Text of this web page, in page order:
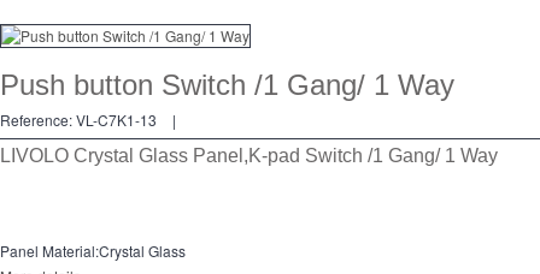
Dimmer
2 Ways
Push button Switch /1 Gang/ 1 Way
Reference:VL-C7K1-13
|
LIVOLO Crystal Glass Panel,K-pad Switch /1 Gang/ 1 Way
Panel Material:Crystal Glass